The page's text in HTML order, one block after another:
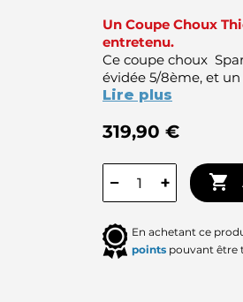
Un Coupe Choux
entretenu.
Ce coupe choux
évidée 5/8ème, et
Lire plus
319,90 €
− + 
En achetant ce
points pouvant être